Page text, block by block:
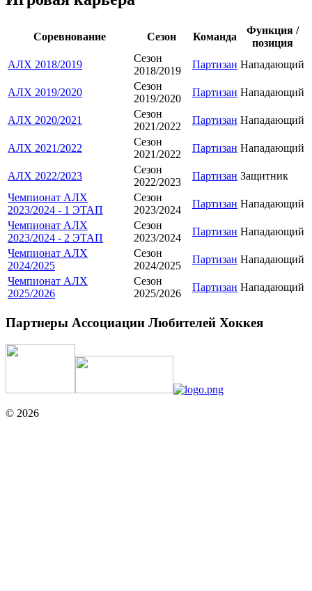
Соревнование Сезон Команда
Функция /
позиция
АЛХ 2018/2019
Сезон
2018/2019
Партизан Нападающий
АЛХ 2019/2020
Сезон
2019/2020
Партизан Нападающий
АЛХ 2020/2021
Сезон
2021/2022
Партизан Нападающий
АЛХ 2021/2022
Сезон
2021/2022
Партизан Нападающий
АЛХ 2022/2023
Сезон
2022/2023
Партизан Защитник
Чемпионат АЛХ
2023/2024 - 1 ЭТАП
Сезон
2023/2024
Партизан Нападающий
Чемпионат АЛХ
2023/2024 - 2 ЭТАП
Сезон
2023/2024
Партизан Нападающий
Чемпионат АЛХ
2024/2025
Сезон
2024/2025
Партизан Нападающий
Чемпионат АЛХ
2025/2026
Сезон
2025/2026
Партизан Нападающий
Партнеры Ассоциации Любителей Хоккея
© 2026